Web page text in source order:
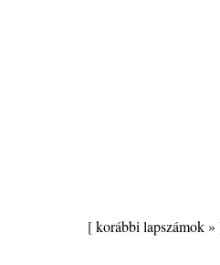
[korábbi lapszámok »